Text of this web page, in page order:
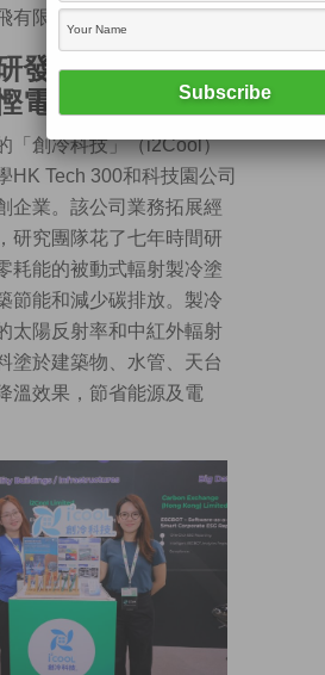
有限公司。
發 製冷塗料 令建
電
「創冷科技」（i2Cool）
HK Tech 300和科技園公司
企業。該公司業務拓展經
研究團隊花了七年時間研
耗能的被動式輻射製冷塗
節能和減少碳排放。製冷
太陽反射率和中紅外輻射
塗於建築物、水管、天台
溫效果，節省能源及電